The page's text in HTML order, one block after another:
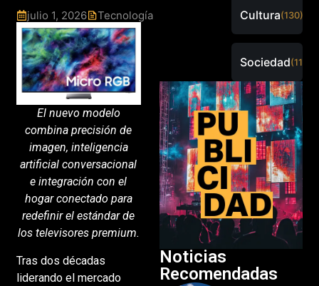
julio 1, 2026 Tecnología
El nuevo modelo
combina precisión de
imagen, inteligencia
artificial conversacional
e integración con el
hogar conectado para
redefinir el estándar de
los televisores premium.
Tras dos décadas
liderando el mercado
Cultura(130)
Sociedad(115)
Noticias
Recomendadas